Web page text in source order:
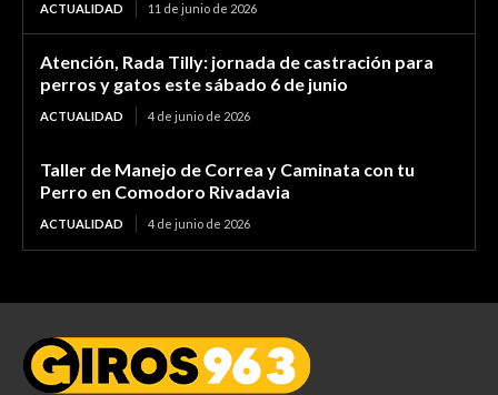
ACTUALIDAD 11 de junio de 2026
Atención, Rada Tilly: jornada de castración para
perros y gatos este sábado 6 de junio
ACTUALIDAD 4 de junio de 2026
Taller de Manejo de Correa y Caminata con tu
Perro en Comodoro Rivadavia
ACTUALIDAD 4 de junio de 2026